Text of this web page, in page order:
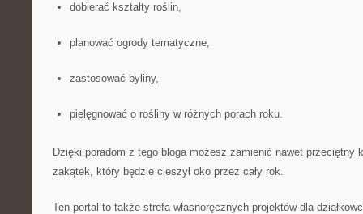
dobierać kształty roślin,
planować ogrody tematyczne,
zastosować byliny,
pielęgnować o rośliny w różnych porach roku.
Dzięki poradom z tego bloga możesz zamienić nawet przeciętny
zakątek, który będzie cieszył oko przez cały rok.
Ten portal to także strefa własnoręcznych projektów dla